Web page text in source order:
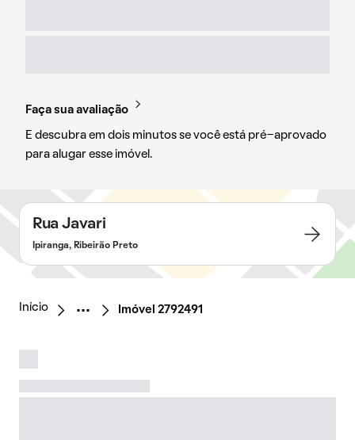
Faça sua avaliação
E descubra em dois minutos se você está pré-aprovado
para alugar esse imóvel.
Rua Javari
Ipiranga, Ribeirão Preto
Início Imóvel 2792491